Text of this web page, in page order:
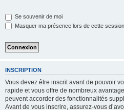
Se souvenir de moi
Masquer ma présence lors de cette session
INSCRIPTION
Vous devez être inscrit avant de pouvoir
rapide et vous offre de nombreux
peuvent accorder des fonctionnalités
Avant de vous inscrire, assurez-vous